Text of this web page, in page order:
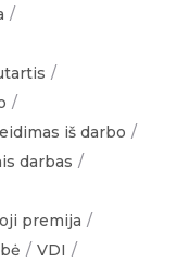
iš darbo
darbas
premija
VDI